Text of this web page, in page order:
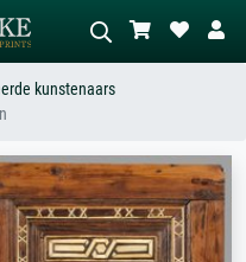
Beschrijf de scène – bijv. groene
abstract met veel rood, donker
olieverfschilderij, staand naakt naast
een boom.
kunstenaars